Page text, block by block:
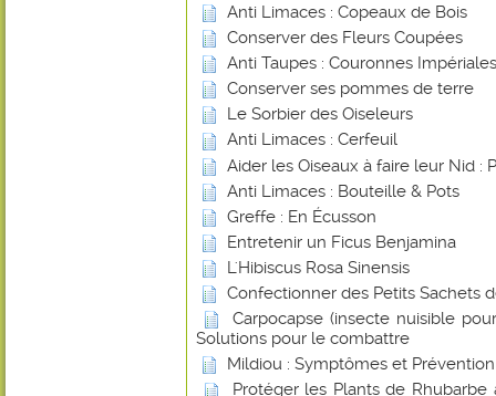
Anti Limaces : Copeaux de Bois
Conserver des Fleurs Coupées
Anti Taupes : Couronnes Impériales
Conserver ses pommes de terre
Le Sorbier des Oiseleurs
Anti Limaces : Cerfeuil
Aider les Oiseaux à faire leur Nid :
Anti Limaces : Bouteille & Pots
Greffe : En Écusson
Entretenir un Ficus Benjamina
L'Hibiscus Rosa Sinensis
Confectionner des Petits Sachets
Carpocapse (insecte nuisible
Solutions pour le combattre
Mildiou : Symptômes et Prévention
Protéger les Plants de